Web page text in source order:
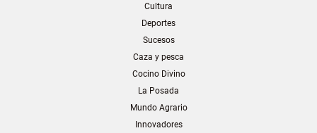
Cultura
Deportes
Sucesos
Caza y pesca
Cocino Divino
La Posada
Mundo Agrario
Innovadores